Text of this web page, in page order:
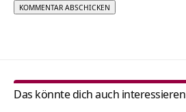
Das könnte dich auch interessieren